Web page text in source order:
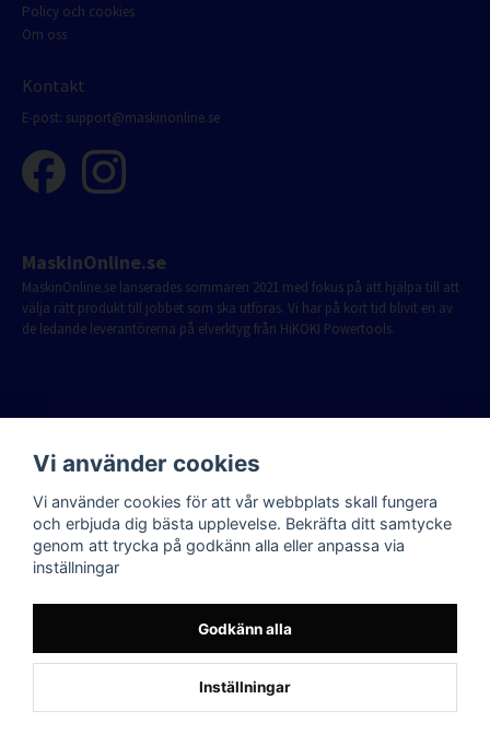
Policy och cookies
Om oss
Kontakt
E-post: support@maskinonline.se
MaskinOnline.se
MaskinOnline.se lanserades sommaren 2021 med fokus på att hjälpa till att
välja rätt produkt till jobbet som ska utföras. Vi har på kort tid blivit en av
de ledande leverantörerna på elverktyg från HiKOKI Powertools.
Powered by Nyehandel AB
Vi använder cookies
Vi använder cookies för att vår webbplats skall fungera
och erbjuda dig bästa upplevelse. Bekräfta ditt samtycke
genom att trycka på godkänn alla eller anpassa via
inställningar
Godkänn alla
Inställningar